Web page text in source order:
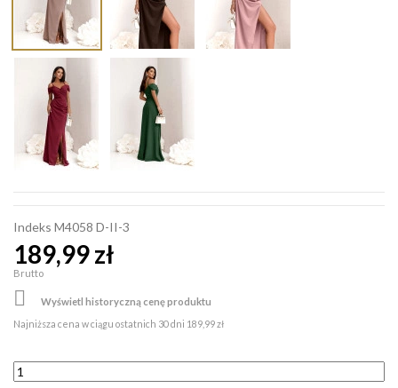
Indeks M4058 D-II-3
189,99 zł
Brutto

Wyświetl historyczną cenę produktu
Najniższa cena w ciągu ostatnich 30 dni 189,99 zł